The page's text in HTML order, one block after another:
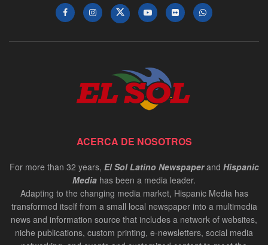
ACERCA DE NOSOTROS
For more than 32 years, El Sol Latino Newspaperand Hispanic
Media has been a media leader.
Adapting to the changing media market, Hispanic Media has
transformed itself from a small local newspaper into a multimedia
news and information source that includes a network of websites,
niche publications, custom printing, e-newsletters, social media